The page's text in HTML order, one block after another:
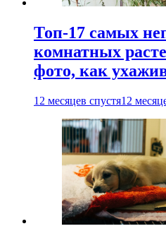
Топ-17 самых
комнатных
фото, как
12 месяцев спустя12